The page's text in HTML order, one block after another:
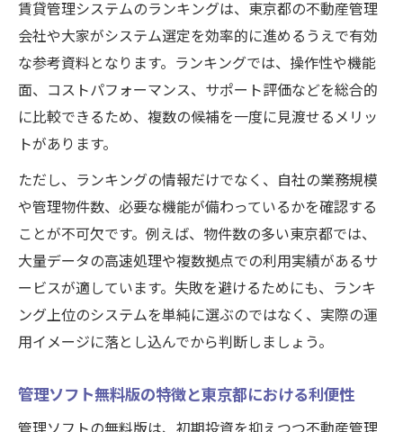
オンプレミス型管理システムの強みと注意
点
三大タブー回避へ管理システムの工夫
不動産管理システムを活用した三大タブー
やめたほうがいい不動産会社の特徴と管理
システムの関係
信頼性を高める賃貸管理システムの選び方
トラブル防止に役立つ不動産管理システム
の機能
口コミ・評判で見抜く管理会社の信頼度と
サポートや外部連携まで比較で分かる利点
賃貸管理システムのランキングは、東京都の不動産管理
会社や大家がシステム選定を効率的に進めるうえで有効
な参考資料となります。ランキングでは、操作性や機能
面、コストパフォーマンス、サポート評価などを総合的
に比較できるため、複数の候補を一度に見渡せるメリッ
トがあります。
ただし、ランキングの情報だけでなく、自社の業務規模
や管理物件数、必要な機能が備わっているかを確認する
ことが不可欠です。例えば、物件数の多い東京都では、
大量データの高速処理や複数拠点での利用実績があるサ
ービスが適しています。失敗を避けるためにも、ランキ
ング上位のシステムを単純に選ぶのではなく、実際の運
用イメージに落とし込んでから判断しましょう。
管理ソフト無料版の特徴と東京都における利便性